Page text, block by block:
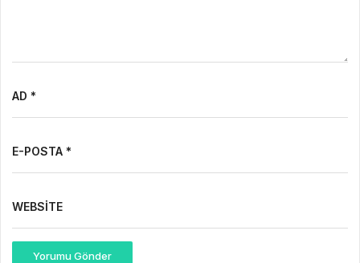
AD *
E-POSTA *
WEBSITE
Yorumu Gönder